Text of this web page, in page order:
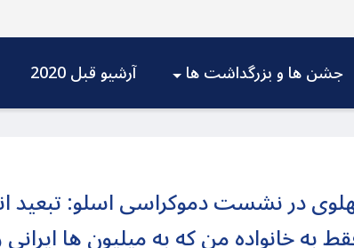
آرشیو قبل 2020 جشن ها و بزرگداشت ها
در نشست دموکراسی اسلو: تبعید
به خانواده من که به میلیون ها